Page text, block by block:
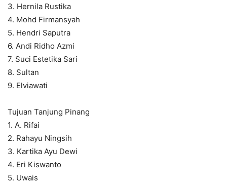
3. Hernila Rustika
4. Mohd Firmansyah
5. Hendri Saputra
6. Andi Ridho Azmi
7. Suci Estetika Sari
8. Sultan
9. Elviawati
Tujuan Tanjung Pinang
1. A. Rifai
2. Rahayu Ningsih
3. Kartika Ayu Dewi
4. Eri Kiswanto
5. Uwais